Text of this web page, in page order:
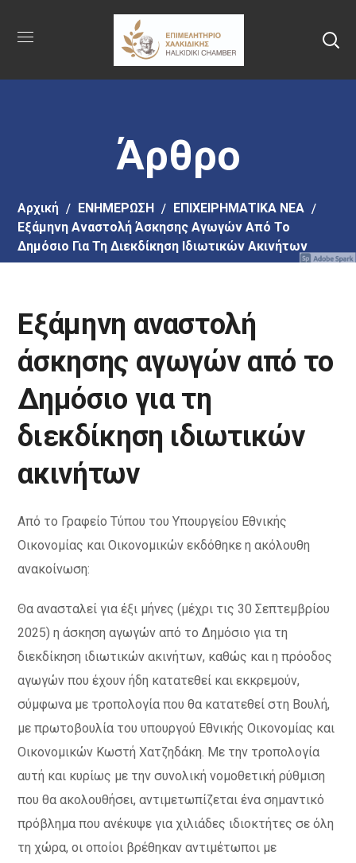
στο
περιεχόμενο
Άρθρο
Αρχική EΝΗΜΕΡΩΣΗ
ΕΠΙΧΕΙΡΗΜΑΤΙΚΑ ΝΕΑ
Εξάμηνη Αναστολή Άσκησης Αγωγών Από Το
Δημόσιο Για Τη Διεκδίκηση Ιδιωτικών Ακινήτων
Εξάμηνη αναστολή
άσκησης αγωγών από το
Δημόσιο για τη
διεκδίκηση ιδιωτικών
ακινήτων
Από το Γραφείο Τύπου του Υπουργείου Εθνικής
Οικονομίας και Οικονομικών εκδόθηκε η ακόλουθη
ανακοίνωση:
Θα ανασταλεί για έξι μήνες (μέχρι τις 30 Σεπτεμβρίου
2025) η άσκηση αγωγών από το Δημόσιο για τη
διεκδίκηση ιδιωτικών ακινήτων, καθώς και η πρόοδος
αγωγών που έχουν ήδη κατατεθεί και εκκρεμούν,
σύμφωνα με τροπολογία που θα κατατεθεί στη Βουλή,
με πρωτοβουλία του υπουργού Εθνικής Οικονομίας και
Οικονομικών Κωστή Χατζηδάκη. Με την τροπολογία
αυτή και κυρίως με την συνολική νομοθετική ρύθμιση
που θα ακολουθήσει, αντιμετωπίζεται ένα σημαντικό
πρόβλημα που ανέκυψε για χιλιάδες ιδιοκτήτες σε όλη
τη χώρα, οι οποίοι βρέθηκαν αντιμέτωποι με